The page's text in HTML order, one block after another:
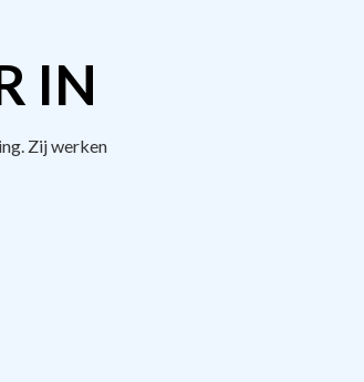
IN
Zij werken